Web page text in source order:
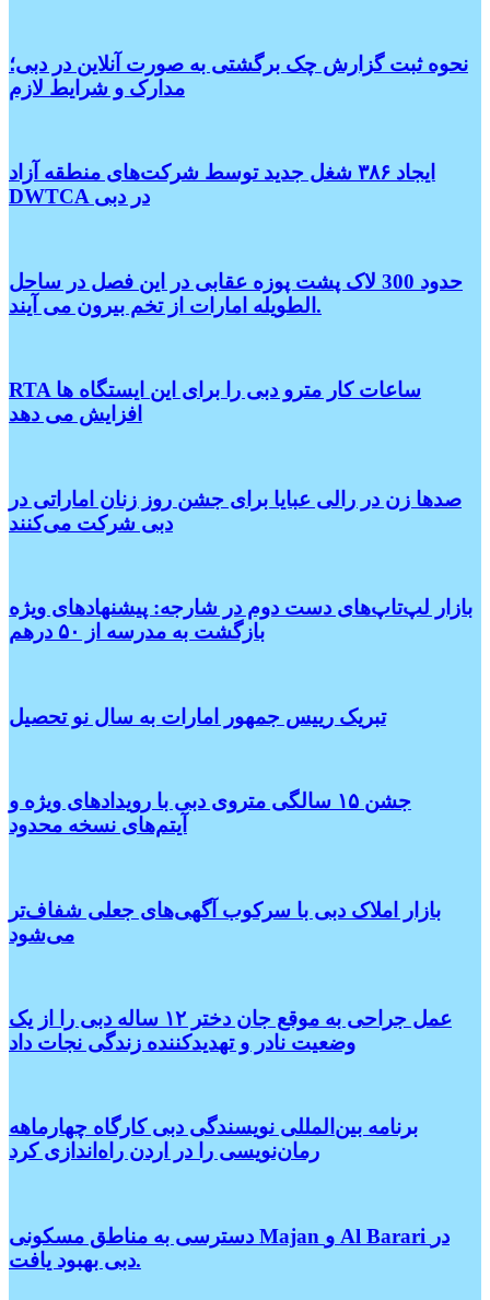
نحوه ثبت گزارش چک برگشتی به صورت آنلاین در دبی؛
مدارک و شرایط لازم
ایجاد ۳۸۶ شغل جدید توسط شرکت‌های منطقه آزاد
DWTCA در دبی
حدود 300 لاک پشت پوزه عقابی در این فصل در ساحل
الطویله امارات از تخم بیرون می آیند.
RTA ساعات کار مترو دبی را برای این ایستگاه ها
افزایش می دهد
صدها زن در رالی عبایا برای جشن روز زنان اماراتی در
دبی شرکت می‌کنند
بازار لپ‌تاپ‌های دست دوم در شارجه: پیشنهادهای ویژه
بازگشت به مدرسه از ۵۰ درهم
تبریک رییس جمهور امارات به سال نو تحصیل
جشن ۱۵ سالگی متروی دبی با رویدادهای ویژه و
آیتم‌های نسخه محدود
بازار املاک دبی با سرکوب آگهی‌های جعلی شفاف‌تر
می‌شود
عمل جراحی به موقع جان دختر ۱۲ ساله دبی را از یک
وضعیت نادر و تهدیدکننده زندگی نجات داد
برنامه بین‌المللی نویسندگی دبی کارگاه چهارماهه
رمان‌نویسی را در اردن راه‌اندازی کرد
دسترسی به مناطق مسکونی Majan و Al Barari در
دبی بهبود یافت.